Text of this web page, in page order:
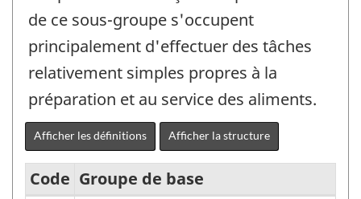
de ce sous-groupe s'occupent
principalement d'effectuer des tâches
relativement simples propres à la
préparation et au service des aliments.
Afficher les définitions Afficher la structure
Code Groupe de base